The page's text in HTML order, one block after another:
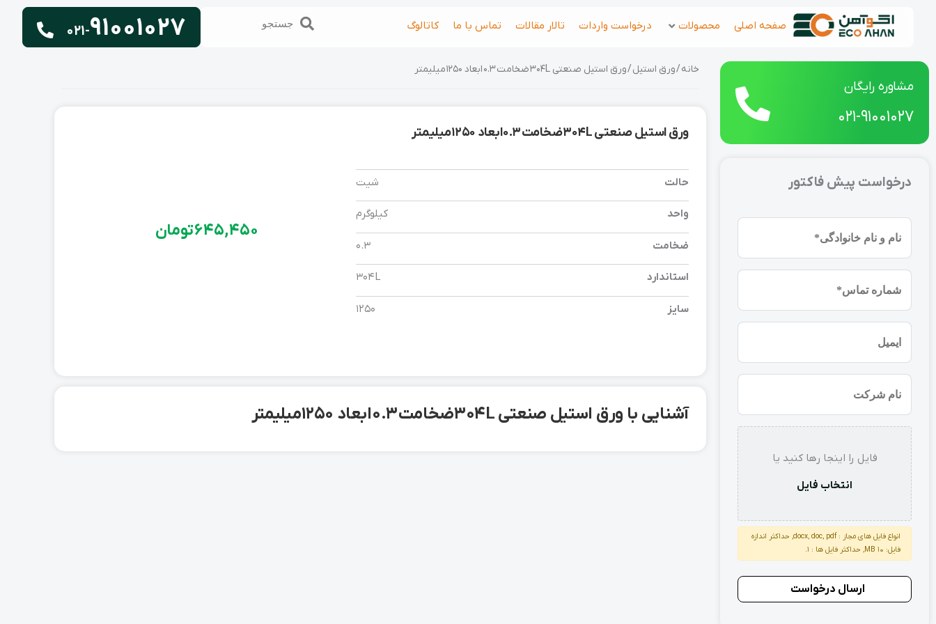
صفحه اصلی محصولات درخواست واردات تالار مقالات تماس با ما کاتالوگ جستجوجستجو 021-91001027
مشاوره رایگان
021-91001027
درخواست پیش فاکتور
نام
خانوادگی
(ضروری)
موبایل
(ضروری)
شرکت
استعلام
فایل را اینجا رها کنید یا
انتخاب فایل
انواع فایل های مجاز : docx, doc, pdf, حداکثر اندازه
فایل: 10 MB, حداکثر فایل ها : 1.
خانه/ورق استیل/ ورق استیل صنعتی 304L ضخامت 0.3 ابعاد 1250 میلیمتر
ورق استیل صنعتی 304L ضخامت 0.3 ابعاد 1250 میلیمتر
حالت شیت
واحد کیلوگرم
ضخامت 0.3
استاندارد 304L
سایز 1250
645,450تومان
آشنایی با ورق استیل صنعتی 304L ضخامت 0.3 ابعاد 1250 میلیمتر